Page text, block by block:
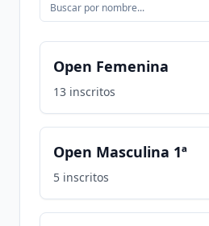
Open Femenina
13 inscritos
Open Masculina 1ª
5 inscritos